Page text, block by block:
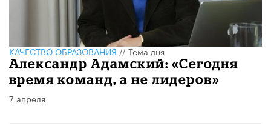
КАЧЕСТВО ОБРАЗОВАНИЯ//Тема дня
Александр Адамский: «Сегодня
время команд, а не лидеров»
7 апреля